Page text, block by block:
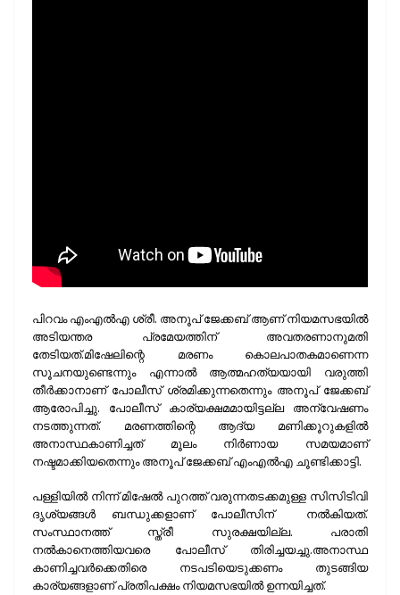
പിറവം എംഎല്‍എ ശ്രീ. അനൂപ് ജേക്കബ് ആണ് നിയമസഭയിൽ
അടിയന്തര പ്രമേയത്തിന് അവതരണാനുമതി
തേടിയത്.മിഷേലിന്റെ മരണം കൊലപാതകമാണെന്ന
സൂചനയുണ്ടെന്നും എന്നാല്‍ ആത്മഹത്യയായി വരുത്തി
തീര്‍ക്കാനാണ് പോലീസ് ശ്രമിക്കുന്നതെന്നും അനൂപ് ജേക്കബ്
ആരോപിച്ചു. പോലീസ് കാര്യക്ഷമമായിട്ടല്ല അന്വേഷണം
നടത്തുന്നത്. മരണത്തിന്റെ ആദ്യ മണിക്കൂറുകളില്‍
അനാസ്ഥകാണിച്ചത് മൂലം നിര്‍ണായ സമയമാണ്
നഷ്ടമാക്കിയതെന്നും അനൂപ് ജേക്കബ് എംഎല്‍എ ചൂണ്ടിക്കാട്ടി.
പള്ളിയില്‍ നിന്ന് മിഷേല്‍ പുറത്ത് വരുന്നതടക്കമുള്ള സിസിടിവി
ദൃശ്യങ്ങള്‍ ബന്ധുക്കളാണ് പോലീസിന് നല്‍കിയത്.
സംസ്ഥാനത്ത് സ്ത്രീ സുരക്ഷയില്ല. പരാതി
നല്‍കാനെത്തിയവരെ പോലീസ് തിരിച്ചയച്ചു.അനാസ്ഥ
കാണിച്ചവര്‍ക്കെതിരെ നടപടിയെടുക്കണം തുടങ്ങിയ
കാര്യങ്ങളാണ് പ്രതിപക്ഷം നിയമസഭയില്‍ ഉന്നയിച്ചത്.